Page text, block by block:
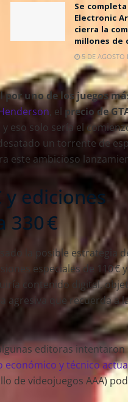
Se
Electronic
cierra la
millones de
5 DE AGOSTO
uno de los juegos
, el precio de
, y eso solo sería el
un torrente de
este ambicioso
y ediciones
330 €
la posible estrategia
especiales de 110 €
contenido digital,
agresiva que recuerda a
editoras
económico y técnico
de videojuegos AAA)